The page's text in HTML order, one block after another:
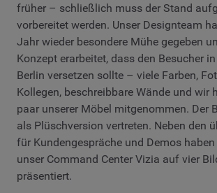
früher – schließlich muss der Stand
vorbereitet werden. Unser Designteam
Jahr wieder besondere Mühe gegeben
Konzept erarbeitet, dass den Besucher
Berlin versetzen sollte – viele Farben,
Kollegen, beschreibbare Wände und wir
paar unserer Möbel mitgenommen. Der
als Plüschversion vertreten. Neben den
für Kundengespräche und Demos
unser Command Center Vizia auf vier
präsentiert.